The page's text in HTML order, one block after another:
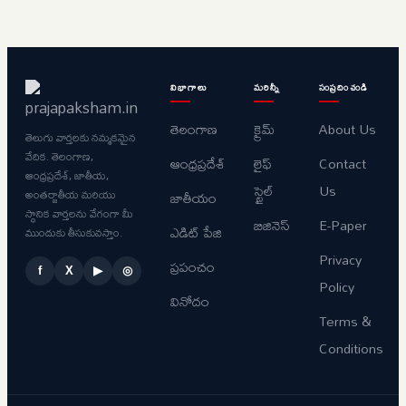
తెలుగు వార్తలకు నమ్మకమైన
వేదిక. తెలంగాణ,
ఆంధ్రప్రదేశ్, జాతీయ,
అంతర్జాతీయ మరియు
స్థానిక వార్తలను వేగంగా మీ
ముందుకు తీసుకువస్తాం.
f X ▶ ◎
విభాగాలు
తెలంగాణ
ఆంధ్రప్రదేశ్
జాతీయం
ఎడిట్ పేజి
ప్రపంచం
వినోదం
మరిన్నీ
క్రైమ్
లైఫ్
స్టైల్
బిజినెస్
సంప్రదించండి
About Us
Contact
Us
E-Paper
Privacy
Policy
Terms &
Conditions